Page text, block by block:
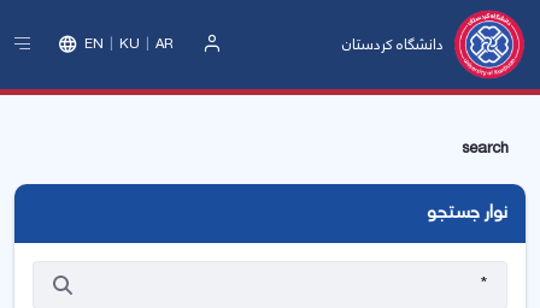
دانشگاه کردستان EN KU AR
search
نوار جستجو